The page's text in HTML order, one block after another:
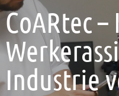
CoARtec
Industrie